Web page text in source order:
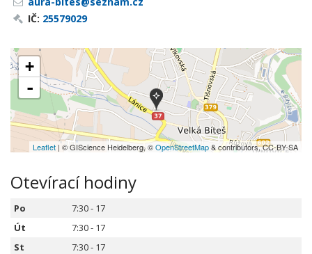
IČ: 25579029
+
-
Leaflet | © GIScience Heidelberg, ©OpenStreetMap& contributors, CC-BY-SA
Otevírací hodiny
Po
7:30 - 17
Út
7:30 - 17
St
7:30 - 17